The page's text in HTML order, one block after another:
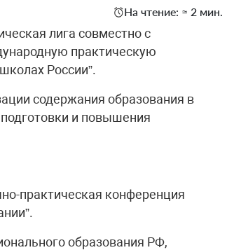
На чтение: ≈ 2 мин.
лига совместно с
практическую
России”.
содержания образования в
и повышения
практическая конференция
образования РФ,